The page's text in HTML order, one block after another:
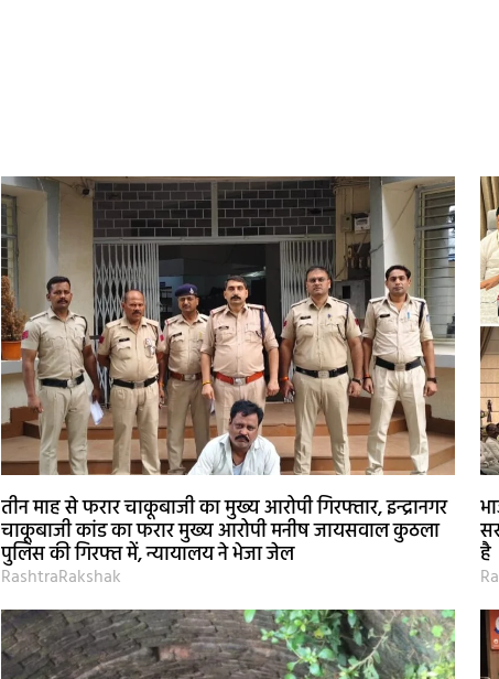
तीन माह से फरार चाकूबाजी का मुख्य आरोपी गिरफ्तार, इन्द्रानगर
चाकूबाजी कांड का फरार मुख्य आरोपी मनीष जायसवाल कुठला
पुलिस की गिरफ्त में, न्यायालय ने भेजा जेल
RashtraRakshak
है